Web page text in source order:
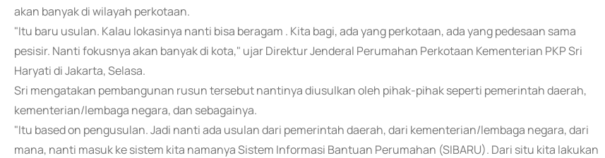
akan banyak di wilayah perkotaan.
"Itu baru usulan. Kalau lokasinya nanti bisa beragam . Kita bagi, ada yang perkotaan, ada yang pedesaan sama
pesisir. Nanti fokusnya akan banyak di kota," ujar Direktur Jenderal Perumahan Perkotaan Kementerian PKP Sri
Haryati di Jakarta, Selasa.
Sri mengatakan pembangunan rusun tersebut nantinya diusulkan oleh pihak-pihak seperti pemerintah daerah,
kementerian/lembaga negara, dan sebagainya.
"Itu based on pengusulan. Jadi nanti ada usulan dari pemerintah daerah, dari kementerian/lembaga negara, dari
mana, nanti masuk ke sistem kita namanya Sistem Informasi Bantuan Perumahan (SIBARU). Dari situ kita lakukan